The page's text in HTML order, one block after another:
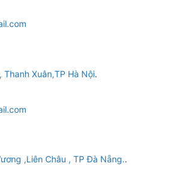
Thanh Xuân,TP Hà Nội.
,Liên Châu , TP Đà Nẵng..